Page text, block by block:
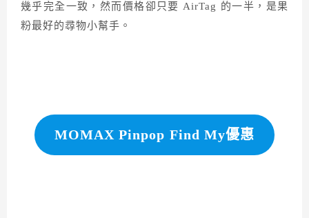
幾乎完全一致，然而價格卻只要 AirTag 的一半，是果
粉最好的尋物小幫手。
MOMAX Pinpop Find My優惠